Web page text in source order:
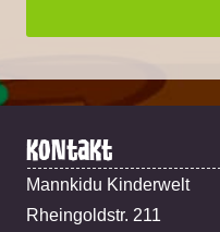
be
left
blank
Kontakt
Mannkidu Kinderwelt
Rheingoldstr. 211